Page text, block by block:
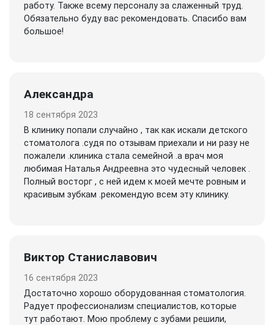
работу. Также всему персоналу за слаженный труд.
Обязательно буду вас рекомендовать. Спасибо вам
большое!
Александра
18 сентября 2023
В клинику попали случайно , так как искали детского
стоматолога .судя по отзывам приехали и ни разу не
пожалели .клиника стала семейной .а врач моя
любимая Наталья Андреевна это чудесный человек .
Полный восторг , с ней идем к моей мечте ровным и
красивым зубкам .рекомендую всем эту клинику.
Виктор Станиславович
16 сентября 2023
Достаточно хорошо оборудованная стоматология.
Радует профессионализм специалистов, которые
тут работают. Мою проблему с зубами решили,